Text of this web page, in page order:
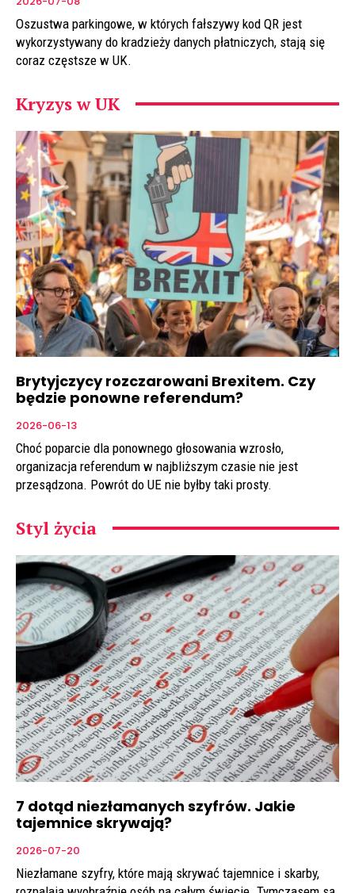
Oszustwa parkingowe, w których fałszywy kod QR jest
wykorzystywany do kradzieży danych płatniczych, stają się
coraz częstsze w UK.
Kryzys w UK
Brytyjczycy rozczarowani Brexitem. Czy
będzie ponowne referendum?
2026-06-13
Choć poparcie dla ponownego głosowania wzrosło,
organizacja referendum w najbliższym czasie nie jest
przesądzona. Powrót do UE nie byłby taki prosty.
Styl życia
7 dotąd niezłamanych szyfrów. Jakie
tajemnice skrywają?
2026-07-20
Niezłamane szyfry, które mają skrywać tajemnice i skarby,